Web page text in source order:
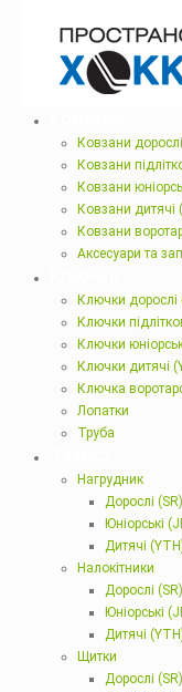
Ковзани
Ковзани
Ковзани
Ковзани дитячі
Ковзани
Аксесуари та
Ключки дорослі
Ключки
Ключки
Ключки дитячі
Ключка
Лопатки
Труба
Нагрудник
Дорослі (SR)
Юніорські
Дитячі
Налокітники
Дорослі (SR)
Юніорські
Дитячі
Щитки
Дорослі (SR)